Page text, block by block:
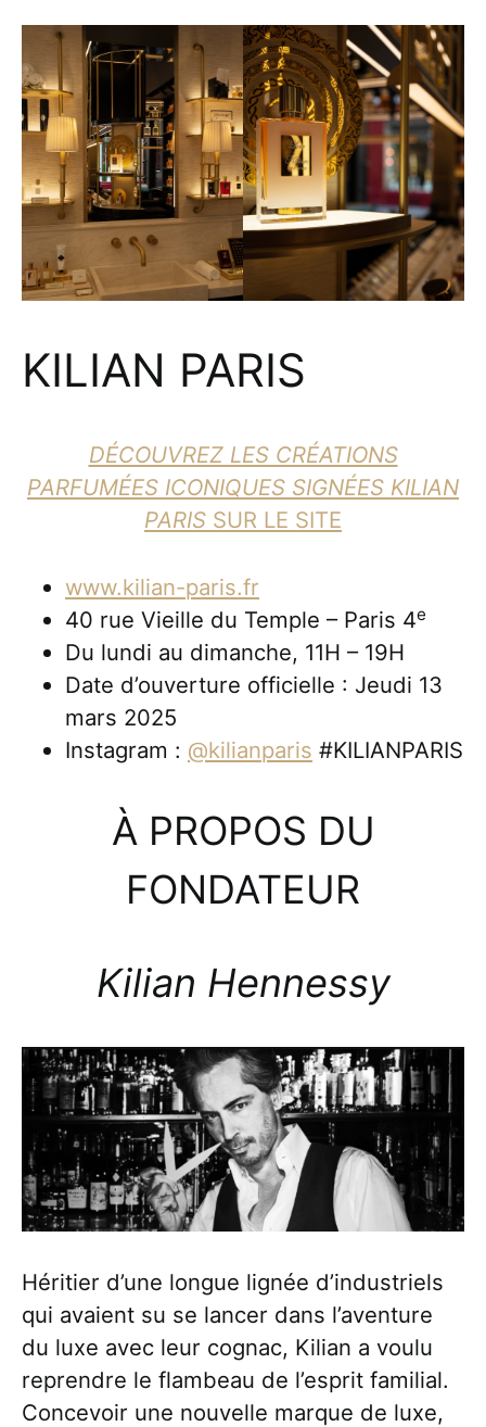
KILIAN PARIS
DÉCOUVREZ LES CRÉATIONS
PARFUMÉES ICONIQUES SIGNÉES KILIAN
PARIS SUR LE SITE
www.kilian-paris.fr
40 rue Vieille du Temple – Paris 4e
Du lundi au dimanche, 11H – 19H
Date d’ouverture officielle : Jeudi 13
mars 2025
Instagram : @kilianparis #KILIANPARIS
À PROPOS DU
FONDATEUR
Kilian Hennessy
Héritier d’une longue lignée d’industriels
qui avaient su se lancer dans l’aventure
du luxe avec leur cognac, Kilian a voulu
reprendre le flambeau de l’esprit familial.
Concevoir une nouvelle marque de luxe,